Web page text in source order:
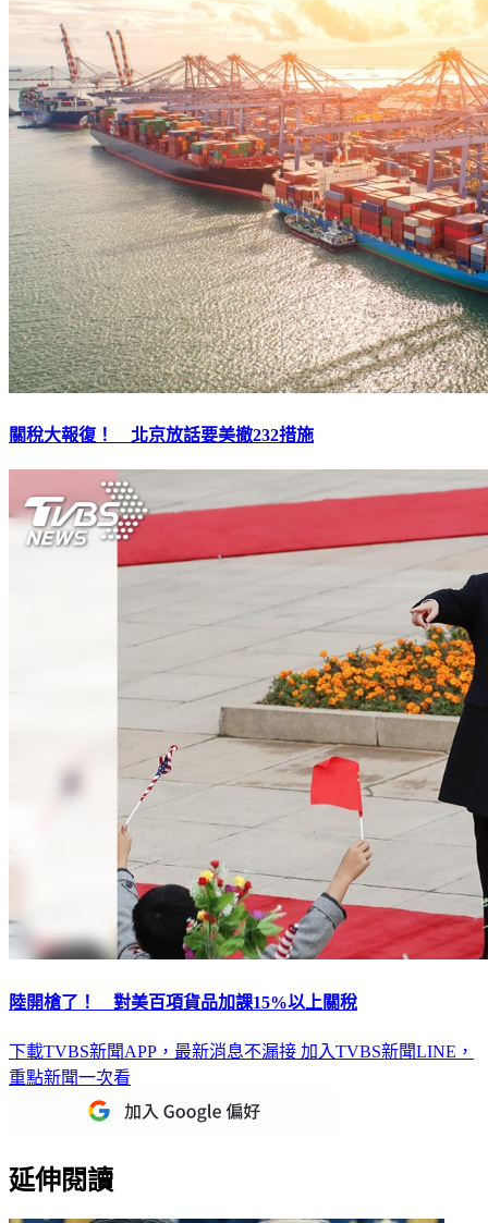
關稅大報復！ 北京放話要美撤232措施
陸開槍了！ 對美百項貨品加課15%以上關稅
下載TVBS新聞APP，最新消息不漏接 加入TVBS新聞LINE，
重點新聞一次看
延伸閱讀